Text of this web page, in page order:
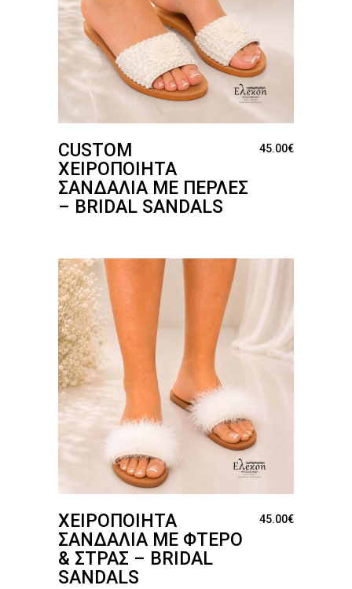
CUSTOM
ΧΕΙΡΟΠΟΊΗΤΑ
ΣΑΝΔΆΛΙΑ ΜΕ ΠΈΡΛΕΣ
– BRIDAL SANDALS
45.00€
ΧΕΙΡΟΠΟΊΗΤΑ
ΣΑΝΔΆΛΙΑ ΜΕ ΦΤΕΡΌ
& ΣΤΡΑΣ – BRIDAL
SANDALS
45.00€